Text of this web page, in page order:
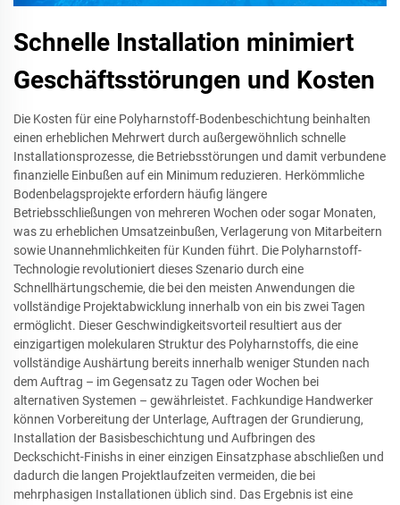
Schnelle Installation minimiert
Geschäftsstörungen und Kosten
Die Kosten für eine Polyharnstoff-Bodenbeschichtung beinhalten
einen erheblichen Mehrwert durch außergewöhnlich schnelle
Installationsprozesse, die Betriebsstörungen und damit verbundene
finanzielle Einbußen auf ein Minimum reduzieren. Herkömmliche
Bodenbelagsprojekte erfordern häufig längere
Betriebsschließungen von mehreren Wochen oder sogar Monaten,
was zu erheblichen Umsatzeinbußen, Verlagerung von Mitarbeitern
sowie Unannehmlichkeiten für Kunden führt. Die Polyharnstoff-
Technologie revolutioniert dieses Szenario durch eine
Schnellhärtungschemie, die bei den meisten Anwendungen die
vollständige Projektabwicklung innerhalb von ein bis zwei Tagen
ermöglicht. Dieser Geschwindigkeitsvorteil resultiert aus der
einzigartigen molekularen Struktur des Polyharnstoffs, die eine
vollständige Aushärtung bereits innerhalb weniger Stunden nach
dem Auftrag – im Gegensatz zu Tagen oder Wochen bei
alternativen Systemen – gewährleistet. Fachkundige Handwerker
können Vorbereitung der Unterlage, Auftragen der Grundierung,
Installation der Basisbeschichtung und Aufbringen des
Deckschicht-Finishs in einer einzigen Einsatzphase abschließen und
dadurch die langen Projektlaufzeiten vermeiden, die bei
mehrphasigen Installationen üblich sind. Das Ergebnis ist eine